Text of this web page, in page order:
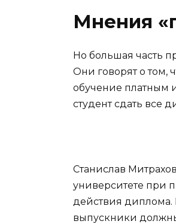
Мнения
Но большая часть
Они говорят о том,
обучение платным
студент сдать все
Станислав
университете при
действия диплома.
выпускники